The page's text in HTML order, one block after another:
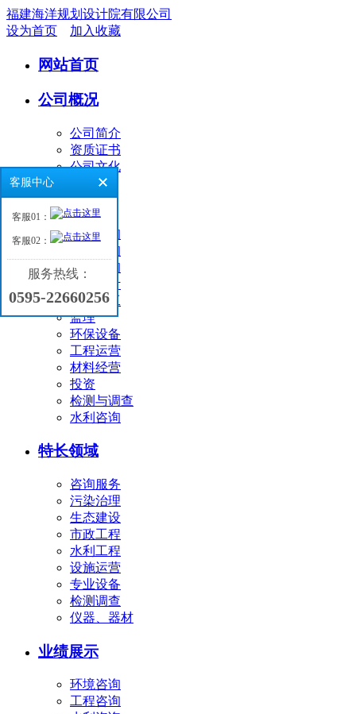
福建海洋规划设计院有限公司
设为首页
加入收藏
网站首页
公司概况
公司简介
资质证书
公司文化
业务领域
环境咨询
工程咨询
海洋咨询
工程设计
工程施工
监理
环保设备
工程运营
材料经营
投资
检测与调查
水利咨询
特长领域
咨询服务
污染治理
生态建设
市政工程
水利工程
设施运营
专业设备
检测调查
仪器、器材
业绩展示
环境咨询
工程咨询
客服中心
客服01：
客服02：
服务热线：
0595-22660256